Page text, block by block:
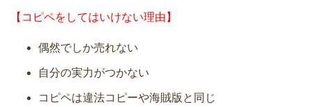
【コピペをしてはいけない理由】
偶然でしか売れない
自分の実力がつかない
コピペは違法コピーや海賊版と同じ